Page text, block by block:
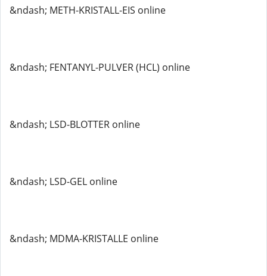
&ndash; METH-KRISTALL-EIS online
&ndash; FENTANYL-PULVER (HCL) online
&ndash; LSD-BLOTTER online
&ndash; LSD-GEL online
&ndash; MDMA-KRISTALLE online